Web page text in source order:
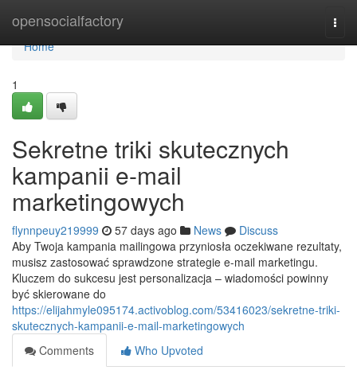
opensocialfactory
Home
Home
1
Sekretne triki skutecznych
kampanii e-mail
marketingowych
flynnpeuy219999 57 days ago News
Discuss
Aby Twoja kampania mailingowa przyniosła oczekiwane rezultaty,
musisz zastosować sprawdzone strategie e-mail marketingu.
Kluczem do sukcesu jest personalizacja – wiadomości powinny
być skierowane do
https://elijahmyle095174.activoblog.com/53416023/sekretne-triki-
skutecznych-kampanii-e-mail-marketingowych
Comments
Who Upvoted